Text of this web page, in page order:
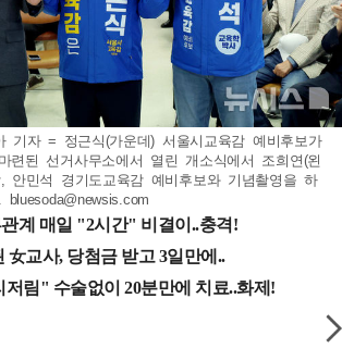
기자 = 정근식(가운데) 서울시교육감 예비후보가
련된 선거사무소에서 열린 개소식에서 조희연(왼
안민석 경기도교육감 예비후보와 기념촬영을 하
bluesoda@newsis.com